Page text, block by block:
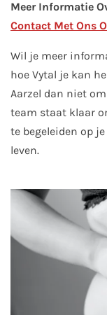
Meer Informatie
Contact Met Ons
Wil je meer
hoe Vytal je kan
Aarzel dan niet
team staat klaar
te begeleiden op
leven.